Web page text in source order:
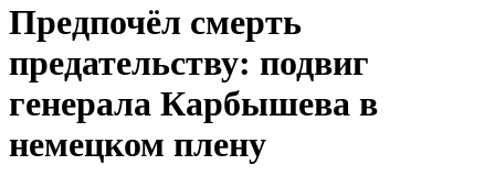
Предпочёл смерть
предательству: подвиг
генерала Карбышева в
немецком плену